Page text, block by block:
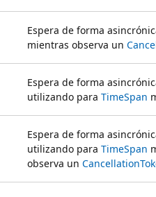
Espera de forma
mientras observa un
Espera de forma
utilizando para TimeSpan
Espera de forma
utilizando para TimeSpan
observa un